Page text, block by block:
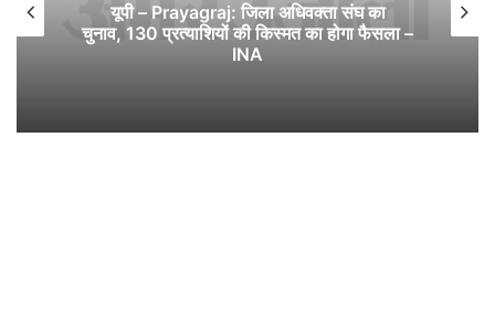
यूपी – Prayagraj: जिला अधिवक्ता संघ का
चुनाव, 130 प्रत्याशियों की किस्मत का होगा फैसला –
INA